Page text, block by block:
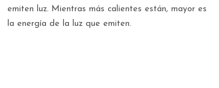
emiten luz. Mientras más calientes están, mayor es
la energía de la luz que emiten.